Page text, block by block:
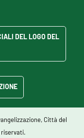
DEL LOGO DEL
Città del